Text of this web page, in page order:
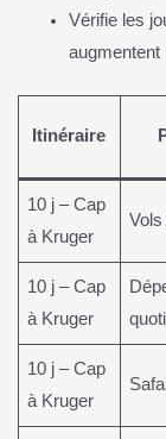
Vérifie les
augmentent
Itinéraire
10 j – Cap
à Kruger
Vols
10 j – Cap
à Kruger
10 j – Cap
à Kruger